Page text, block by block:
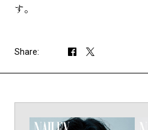
す。
Share: